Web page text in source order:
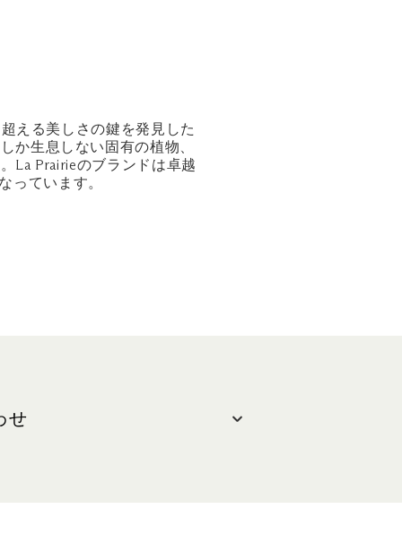
える美しさの鍵を発見した
か生息しない固有の植物、
La Prairieのブランドは卓越
っています。
せ